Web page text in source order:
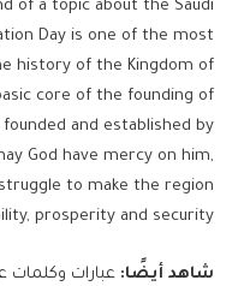
of a topic about the Saudi
Day is one of the most
history of the Kingdom of
core of the founding of
and established by
God have mercy on him,
to make the region
prosperity and security.
شاهد أيضًا: عبارات وكلمات